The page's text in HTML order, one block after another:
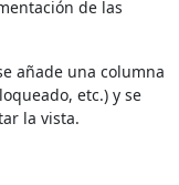
de las
añade una columna
etc.) y se
la vista.